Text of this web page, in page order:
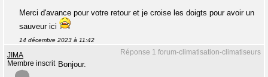
Merci d'avance pour votre retour et je croise les doigts pour avoir un
sauveur ici
14 décembre 2023 à 11:42
Réponse 1 forum-climatisation-climatiseurs
JIMA
Membre inscrit Bonjour.